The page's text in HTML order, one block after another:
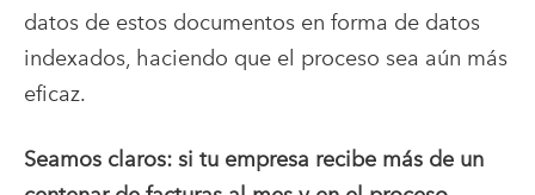
datos de estos documentos en forma de datos
indexados, haciendo que el proceso sea aún más
eficaz.
Seamos claros: si tu empresa recibe más de un